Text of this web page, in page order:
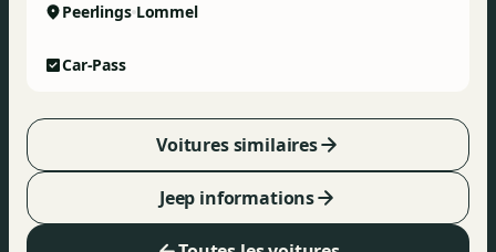
Peerlings Lommel
Car-Pass
Jeep informations
Voitures similaires